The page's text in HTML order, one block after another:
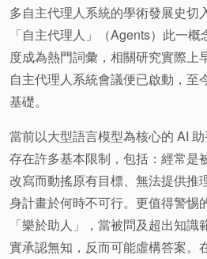
多自主代理人系統的學術發展史切
「自主代理人」（Agents）此一
度成為熱門詞彙，相關研究實際上
自主代理人系統會議便已啟動，至
基礎。
當前以大型語言模型為核心的 AI
存在許多基本限制，包括：經常是
改寫而動搖原有目標、無法提供推
身計畫於何時不可行。更值得警惕
「樂於助人」，當被問及超出知
實承認無知，反而可能虛構答案。